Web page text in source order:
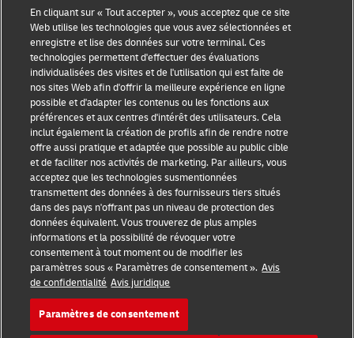
Mention légale
Conditions d’utilisation
Avis de confidentialité
Informations complémentaires
Paramètres des cookies
Suivez-nous
2026 © - all rights reserved
En cliquant sur « Tout accepter », vous acceptez que ce site
Web utilise les technologies que vous avez sélectionnées et
enregistre et lise des données sur votre terminal. Ces
technologies permettent d'effectuer des évaluations
individualisées des visites et de l'utilisation qui est faite de
nos sites Web afin d'offrir la meilleure expérience en ligne
possible et d'adapter les contenus ou les fonctions aux
préférences et aux centres d'intérêt des utilisateurs. Cela
inclut également la création de profils afin de rendre notre
offre aussi pratique et adaptée que possible au public cible
et de faciliter nos activités de marketing. Par ailleurs, vous
acceptez que les technologies susmentionnées
transmettent des données à des fournisseurs tiers situés
dans des pays n'offrant pas un niveau de protection des
données équivalent. Vous trouverez de plus amples
informations et la possibilité de révoquer votre
consentement à tout moment ou de modifier les
paramètres sous « Paramètres de consentement ». Avis
de confidentialité Avis juridique
Paramètres de consentement